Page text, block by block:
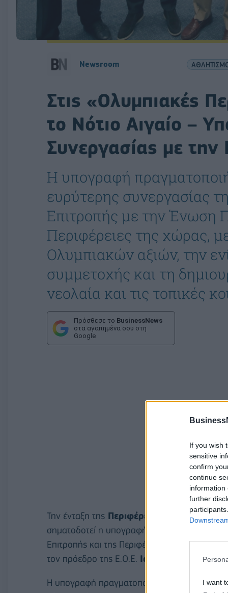
If you wish
sensitive
confirm
continue
information
further
I want
Newsroom
Στις «Ολυμπιακές
το Νότιο Αιγαίο –
Συνεργασίας με την
Η υπογραφή
ευρύτερης συνεργασίας
Επιτροπής με την Ένωση
Περιφέρειες της χώρας,
Ολυμπιακών αξιών, την
συμμετοχής και τη
νεολαία και τις τοπικές
Πρόσθεσε το BusinessNews
στα αγαπημένα σου στη
Google
Την ένταξη της Περιφέρειας Νοτίου Αιγαίου
σηματοδοτεί η υπογραφή του Μνημονίου
Επιτροπής και της Περιφέρειας, από τον
τον πρόεδρο της Ε.Ο.Ε. Ισίδωρο Κούβελο.
Η υπογραφή πραγματοποιήθηκε στο πλαίσιο